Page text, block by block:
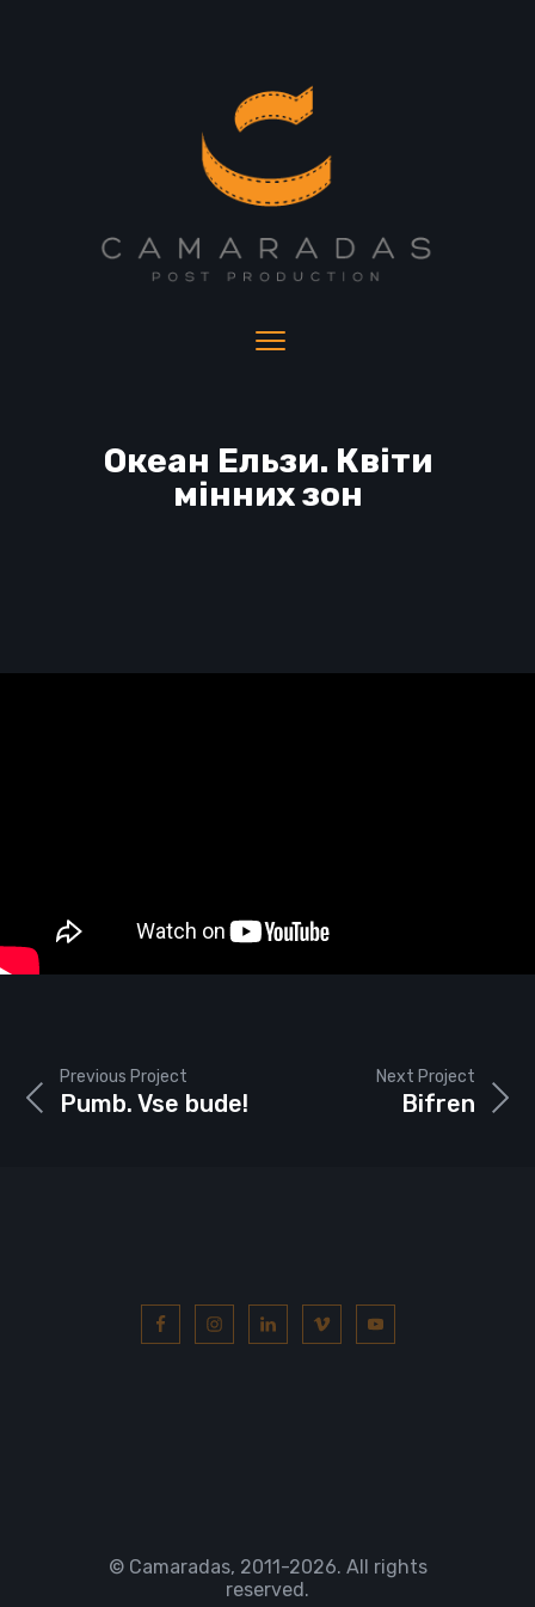
Океан Ельзи. Квіти
мінних зон
Next Project
Bifren
Previous Project
Pumb. Vse bude!
© Camaradas, 2011-2026. All rights
reserved.